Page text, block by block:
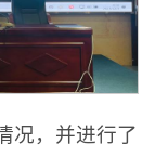
况，并进行了